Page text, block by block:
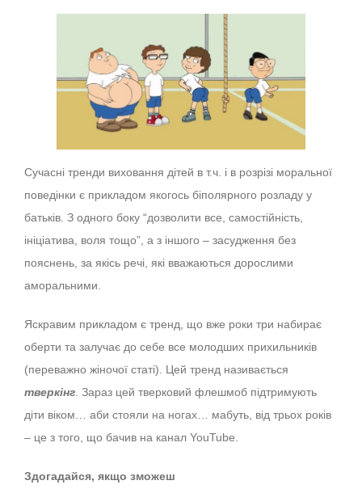
Сучасні тренди виховання дітей в т.ч. і в розрізі моральної
поведінки є прикладом якогось біполярного розладу у
батьків. З одного боку “дозволити все, самостійність,
ініціатива, воля тощо”, а з іншого – засудження без
пояснень, за якісь речі, які вважаються дорослими
аморальними.
Яскравим прикладом є тренд, що вже роки три набирає
оберти та залучає до себе все молодших прихильників
(переважно жіночої статі). Цей тренд називається
тверкінг. Зараз цей тверковий флешмоб підтримують
діти віком… аби стояли на ногах… мабуть, від трьох років
– це з того, що бачив на канал YouTube.
Здогадайся, якщо зможеш